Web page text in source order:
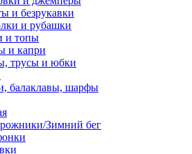
и безрукавки
и рубашки
и топы
и капри
трусы и юбки
балаклавы, шарфы
Зимний бег